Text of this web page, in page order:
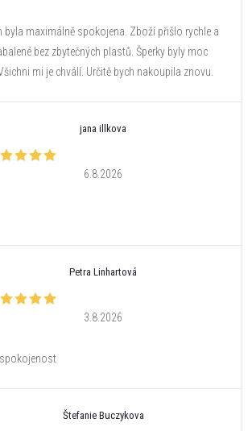
byla maximálně spokojena. Zboží přišlo rychle a
bez zbytečných plastů. Šperky byly moc
mi je chválí. Určitě bych nakoupila znovu.
jana illkova
6.8.2026
Petra Linhartová
3.8.2026
Štefanie Buczykova